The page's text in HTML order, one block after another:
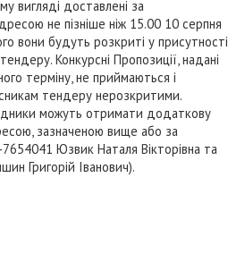
вигляді доставлені за
не пізніше ніж 15.00 10 серпня
вони будуть розкриті у присутності
Конкурсні Пропозиції, надані
терміну, не приймаються і
тендеру нерозкритими.
можуть отримати додаткову
зазначеною вище або за
Юзвик Наталя Вікторівна та
Григорій Іванович).